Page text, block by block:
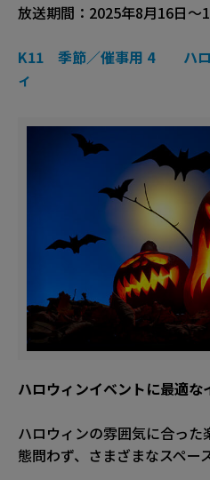
放送期間：2025年8月16日～
K11 季節／催事用 4 ハロ
ィ
ハロウィンイベントに最適な
ハロウィンの雰囲気に合っ
態問わず、さまざまなスペー